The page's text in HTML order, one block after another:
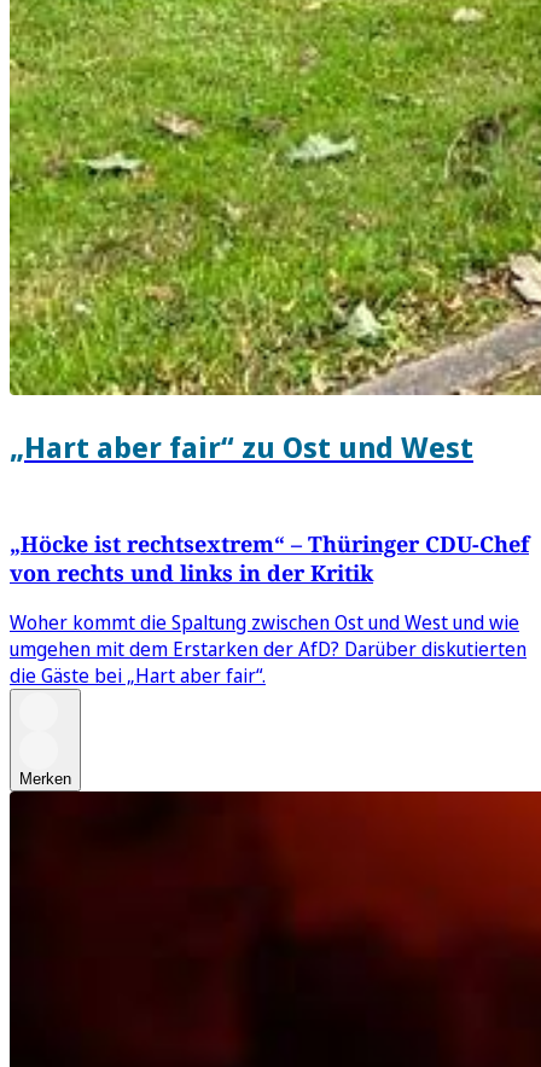
„Hart aber fair“ zu Ost und West
„Höcke ist rechtsextrem“ – Thüringer CDU-Chef
von rechts und links in der Kritik
Woher kommt die Spaltung zwischen Ost und West und wie
umgehen mit dem Erstarken der AfD? Darüber diskutierten
die Gäste bei „Hart aber fair“.
Merken